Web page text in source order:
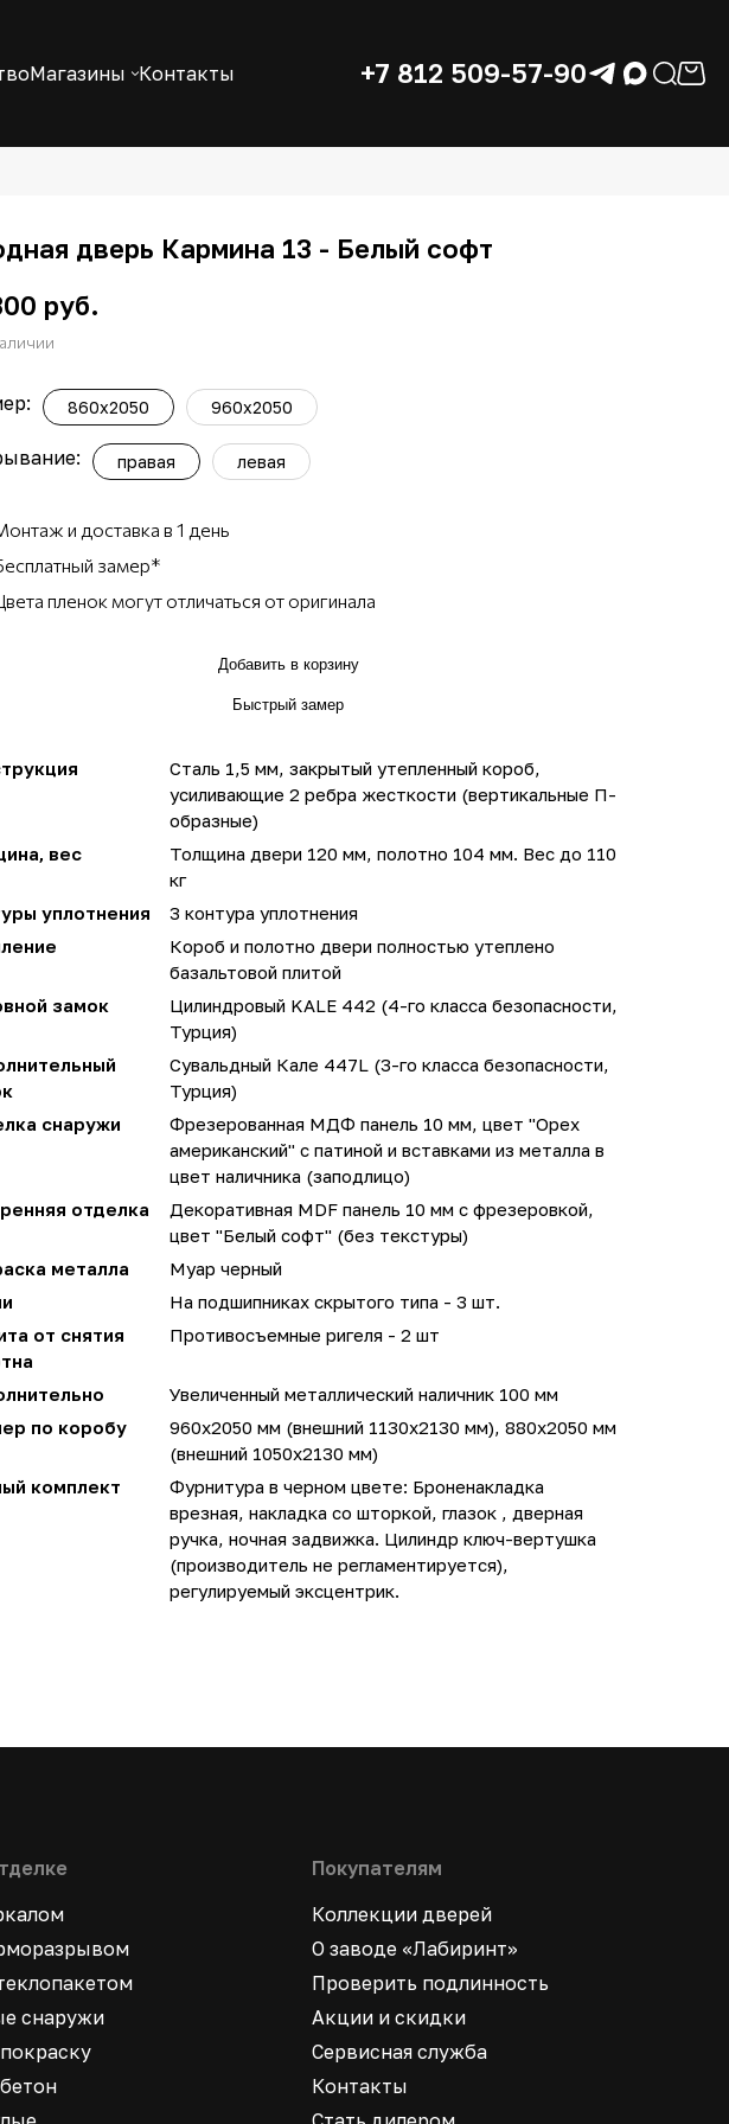
Магазины Контакты +7 812 509-57-90
дверь Кармина 13 - Белый софт
руб.
860x2050 960x2050
правая левая
и доставка в 1 день
замер*
пленок могут отличаться от оригинала
Добавить в корзину
Быстрый замер
Сталь 1,5 мм, закрытый утепленный короб,
усиливающие 2 ребра жесткости (вертикальные П-
образные)
вес
Толщина двери 120 мм, полотно 104 мм. Вес до 110
кг
уплотнения
3 контура уплотнения
Короб и полотно двери полностью утеплено
базальтовой плитой
замок
Цилиндровый KALE 442 (4-го класса безопасности,
Турция)
Сувальдный Кале 447L (3-го класса безопасности,
Турция)
снаружи
Фрезерованная МДФ панель 10 мм, цвет "Орех
американский" с патиной и вставками из металла в
цвет наличника (заподлицо)
отделка
Декоративная MDF панель 10 мм с фрезеровкой,
цвет "Белый софт" (без текстуры)
металла
Муар черный
На подшипниках скрытого типа - 3 шт.
от снятия
Противосъемные ригеля - 2 шт
Увеличенный металлический наличник 100 мм
по коробу
960х2050 мм (внешний 1130х2130 мм), 880х2050 мм
(внешний 1050х2130 мм)
комплект
Фурнитура в черном цвете: Броненакладка
врезная, накладка со шторкой, глазок , дверная
ручка, ночная задвижка. Цилиндр ключ-вертушка
(производитель не регламентируется),
регулируемый эксцентрик.
снаружи
Покупателям
Коллекции дверей
О заводе «Лабиринт»
Проверить подлинность
Акции и скидки
Сервисная служба
Контакты